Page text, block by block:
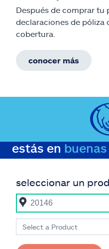
Después de comprar tu
declaraciones de póliza
cobertura.
conocer más
estás en
seleccionar un
Select a Product